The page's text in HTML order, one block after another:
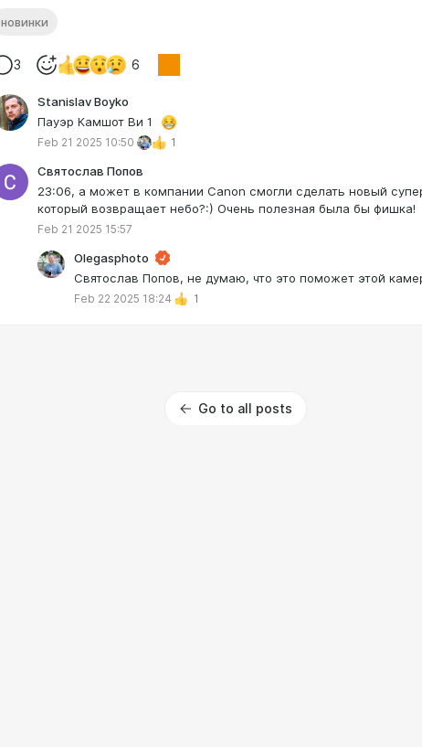
новинки
3 6
Stanislav Boyko
Пауэр Камшот Ви 1
Feb 21 2025 10:50 1
Святослав Попов
23:06, а может в компании Canon смогли сделать новый
который возвращает небо?:) Очень полезная была бы фишка!
Feb 21 2025 15:57
Olegasphoto
Святослав Попов, не думаю, что это поможет этой
Feb 22 2025 18:24 1
Go to all posts